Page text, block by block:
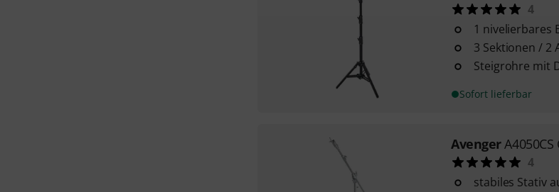
4
1 nivelierbares
3 Sektionen / 2
Steigrohre mit
Sofort lieferbar
Avenger
4
stabiles Stativ